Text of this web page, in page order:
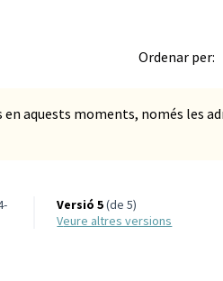
Ordenar per:
aquests moments, només les
Versió 5(de 5)
veure altres versions